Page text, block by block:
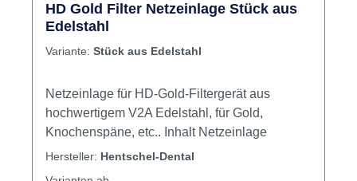
HD Gold Filter Netzeinlage Stück aus
Edelstahl
Variante: Stück aus Edelstahl
Netzeinlage für HD-Gold-Filtergerät aus
hochwertigem V2A Edelstahl, für Gold,
Knochenspäne, etc.. Inhalt Netzeinlage
Hersteller: Hentschel-Dental